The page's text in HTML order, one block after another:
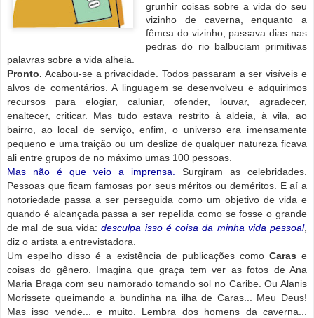
grunhir coisas sobre a vida do seu
vizinho de caverna, enquanto a
fêmea do vizinho, passava dias nas
pedras do rio balbuciam primitivas
palavras sobre a vida alheia.
Pronto. Acabou-se a privacidade. Todos passaram a ser visíveis e
alvos de comentários. A linguagem se desenvolveu e adquirimos
recursos para elogiar, caluniar, ofender, louvar, agradecer,
enaltecer, criticar. Mas tudo estava restrito à aldeia, à vila, ao
bairro, ao local de serviço, enfim, o universo era imensamente
pequeno e uma traição ou um deslize de qualquer natureza ficava
ali entre grupos de no máximo umas 100 pessoas.
Mas não é que veio a imprensa.
Surgiram as celebridades.
Pessoas que ficam famosas por seus méritos ou deméritos. E aí a
notoriedade passa a ser perseguida como um objetivo de vida e
quando é alcançada passa a ser repelida como se fosse o grande
de mal de sua vida:desculpa isso é coisa da minha vida pessoal,
diz o artista a entrevistadora.
Um espelho disso é a existência de publicações como Caras e
coisas do gênero. Imagina que graça tem ver as fotos de Ana
Maria Braga com seu namorado tomando sol no Caribe. Ou Alanis
Morissete queimando a bundinha na ilha de Caras... Meu Deus!
Mas isso vende... e muito. Lembra dos homens da caverna...